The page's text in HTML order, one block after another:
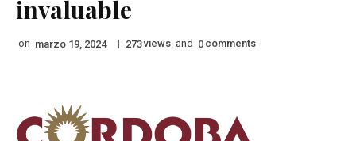
invaluable
on marzo 19, 2024 | 273views and 0 comments